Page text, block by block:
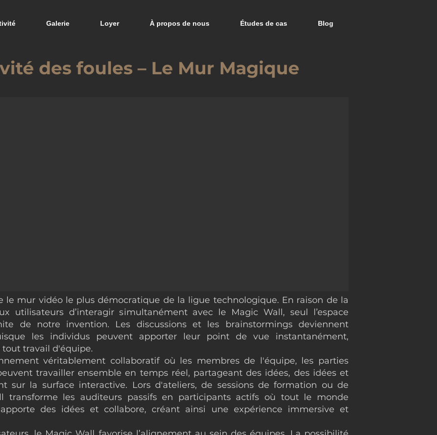
Galerie Loyer À propos de nous Études de cas Blog
des foules – Le Mur Magique
le mur vidéo le plus démocratique de la ligue technologique. En raison de la
utilisateurs d’interagir simultanément avec le Magic Wall, seul l’espace
de notre invention. Les discussions et les brainstormings deviennent
les individus peuvent apporter leur point de vue instantanément,
travail d'équipe.
véritablement collaboratif où les membres de l'équipe, les parties
travailler ensemble en temps réel, partageant des idées, des idées et
sur la surface interactive. Lors d'ateliers, de sessions de formation ou de
transforme les auditeurs passifs en participants actifs où tout le monde
des idées et collabore, créant ainsi une expérience immersive et